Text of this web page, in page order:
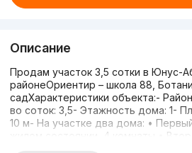
Описание
Продам участок 3,5 сотки в Юнус-
районеОриентир – школа 88,
садХарактеристики объекта:-
во соток: 3,5- Этажность дома: 1-
10 м- На участке два дома: •
жилом состоянии, 4 комнаты •